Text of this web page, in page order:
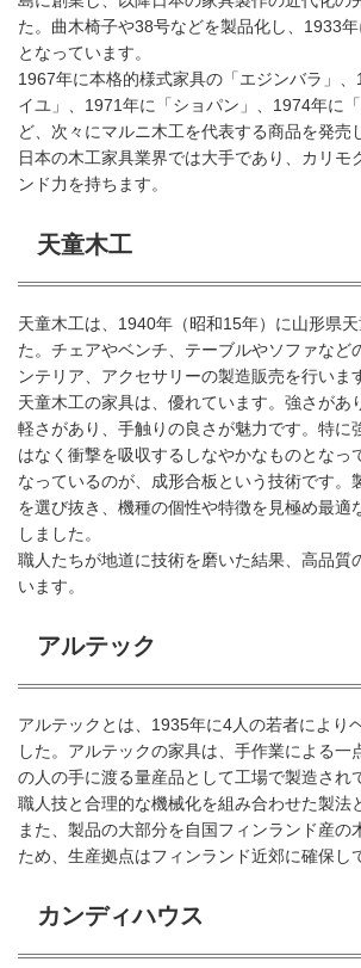
た。曲木椅子や38号などを製品化し、1933
となっています。
1967年に本格的様式家具の「エジンバラ」
イユ」、1971年に「ショパン」、1974年に
ど、次々にマルニ木工を代表する商品を発売
日本の木工家具業界では大手であり、カリモ
ンド力を持ちます。
天童木工
天童木工は、1940年（昭和15年）に山形県
た。チェアやベンチ、テーブルやソファなど
ンテリア、アクセサリーの製造販売を行いま
天童木工の家具は、優れています。強さがあ
軽さがあり、手触りの良さが魅力です。特に
はなく衝撃を吸収するしなやかなものとなっ
なっているのが、成形合板という技術です。
を選び抜き、機種の個性や特徴を見極め最適
しました。
職人たちが地道に技術を磨いた結果、高品質
います。
アルテック
アルテックとは、1935年に4人の若者により
した。アルテックの家具は、手作業による一
の人の手に渡る量産品として工場で製造され
職人技と合理的な機械化を組み合わせた製法
また、製品の大部分を自国フィンランド産の
ため、生産拠点はフィンランド近郊に確保し
カンディハウス